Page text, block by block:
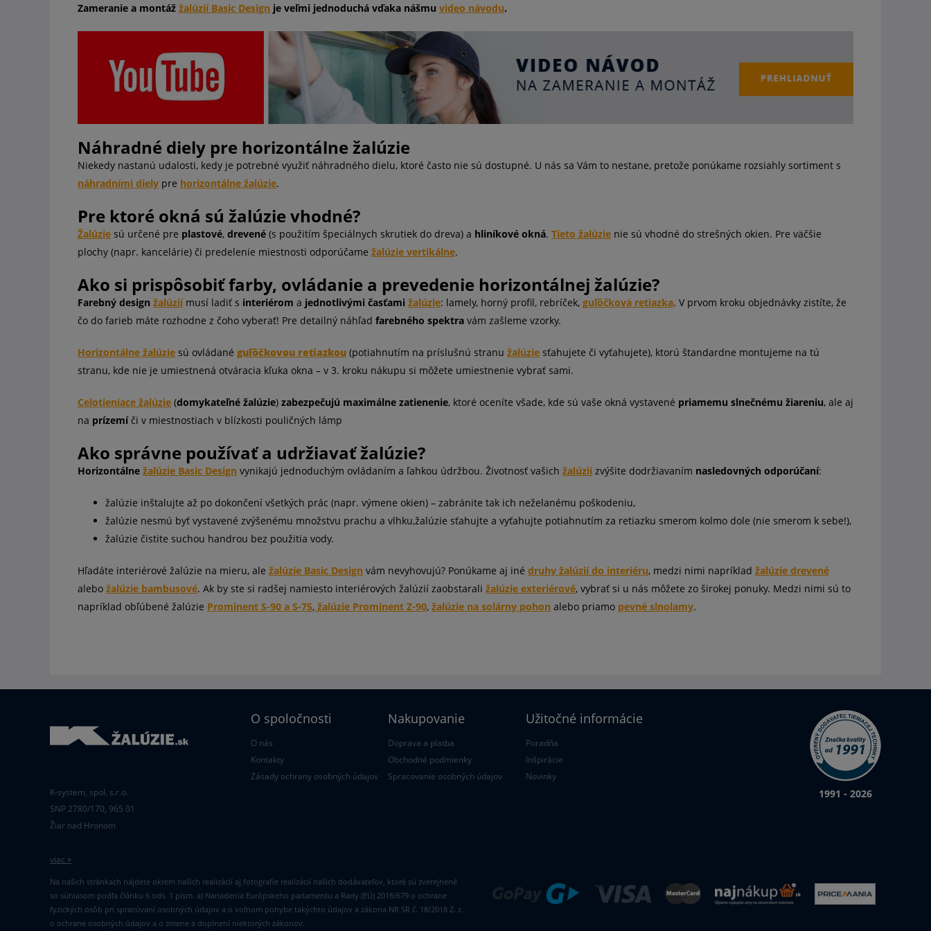
Zameranie a montáž žalúzií Basic Design je veľmi jednoduchá vďaka nášmu video návodu.
Náhradné diely pre horizontálne žalúzie
Niekedy nastanú udalosti, kedy je potrebné využiť náhradného dielu, ktoré často nie sú dostupné. U nás sa Vám to nestane, pretože ponúkame rozsiahly sortiment s
náhradními diely pre horizontálne žalúzie.
Pre ktoré okná sú žalúzie vhodné?
Žalúzie sú určené pre plastové, drevené (s použitím špeciálnych skrutiek do dreva) a hliníkové okná. Tieto žalúzie nie sú vhodné do strešných okien. Pre väčšie
plochy (napr. kancelárie) či predelenie miestnosti odporúčame žalúzie vertikálne.
Ako si prispôsobiť farby, ovládanie a prevedenie horizontálnej žalúzie?
Farebný design žalúziímusí ladiť s interiérom a jednotlivými časťami žalúzie: lamely, horný profil, rebríček, guľôčková retiazka. V prvom kroku objednávky zistíte, že
čo do farieb máte rozhodne z čoho vyberať! Pre detailný náhľad farebného spektra vám zašleme vzorky.
Horizontálne žalúzie sú ovládané guľôčkovou retiazkou (potiahnutím na príslušnú stranu žalúzie sťahujete či vyťahujete), ktorú štandardne montujeme na tú
stranu, kde nie je umiestnená otváracia kľuka okna – v 3. kroku nákupu si môžete umiestnenie vybrať sami.
Celotieniace žalúzie (domykateľné žalúzie) zabezpečujú maximálne zatienenie, ktoré oceníte všade, kde sú vaše okná vystavené priamemu slnečnému žiareniu, ale aj
na prízemíči v miestnostiach v blízkosti pouličných lámp
Ako správne používať a udržiavať žalúzie?
Horizontálne žalúzie Basic Design vynikajú jednoduchým ovládaním a ľahkou údržbou. Životnosť vašich žalúziízvýšite dodržiavaním nasledovných odporúčaní:
žalúzie inštalujte až po dokončení všetkých prác (napr. výmene okien) – zabránite tak ich neželanému poškodeniu,
žalúzie nesmú byť vystavené zvýšenému množstvu prachu a vlhku,žalúzie sťahujte a vyťahujte potiahnutím za retiazku smerom kolmo dole (nie smerom k sebe!),
žalúzie čistite suchou handrou bez použitia vody.
Hľadáte interiérové žalúzie na mieru, ale žalúzie Basic Design vám nevyhovujú? Ponúkame aj iné druhy žalúzií do interiéru, medzi nimi napríklad žalúzie drevené
alebo žalúzie bambusové. Ak by ste si radšej namiesto interiérových žalúzií zaobstarali žalúzie exteriérové, vybrať si u nás môžete zo širokej ponuky. Medzi nimi sú to
napríklad obľúbené žalúzie Prominent S-90 a S-75, žalúzie Prominent Z-90, žalúzie na solárny pohon alebo priamo pevné slnolamy.
K-system, spol. s.r.o.
SNP 2780/170, 965 01
Žiar nad Hronom
viac »
O spoločnosti
O nás
Kontakty
Zásady ochrany osobných údajov
Nakupovanie
Doprava a platba
Obchodné podmienky
Spracovanie osobných údajov
Užitočné informácie
Poradňa
Inšpirácie
Novinky
1991 - 2026
Na našich stránkach nájdete okrem našich realizácií aj fotografie realizácií našich dodávateľov, ktoré sú zverejnené
so súhlasom podľa článku 6 ods. 1 písm. a) Nariadenia Európskeho parlamentu a Rady (EÚ) 2016/679 o ochrane
fyzických osôb pri spracúvaní osobných údajov a o voľnom pohybe takýchto údajov a zákona NR SR č. 18/2018 Z. z.
o ochrane osobných údajov a o zmene a doplnení niektorých zákonov.